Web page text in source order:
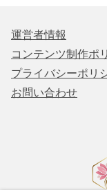
運営者情報
コンテンツ制作ポ
プライバシーポリ
お問い合わせ